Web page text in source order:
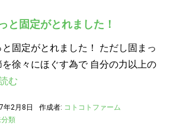
と固定がとれました！
固定がとれました！ ただし固まっ
徐々にほぐす為で 自分の力以上の
む
年2月8日 作成者: コトコトファーム
類